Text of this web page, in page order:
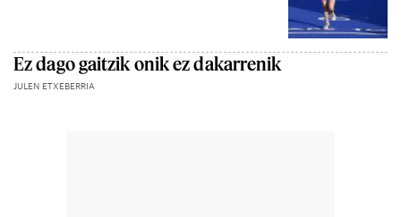
Ez dago gaitzik onik ez dakarrenik
JULEN ETXEBERRIA